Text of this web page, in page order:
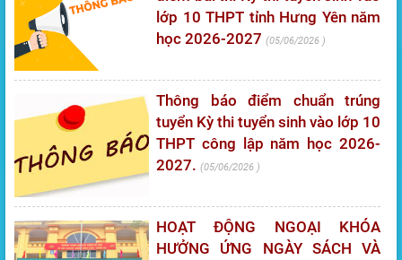
lớp 10 THPT tỉnh Hưng Yên năm
học 2026-2027
05/06/2026
Thông báo điểm chuẩn trúng
tuyển Kỳ thi tuyển sinh vào lớp 10
THPT công lập năm học 2026-
2027.
05/06/2026
HOẠT ĐỘNG NGOẠI KHÓA
HƯỞNG ỨNG NGÀY SÁCH VÀ